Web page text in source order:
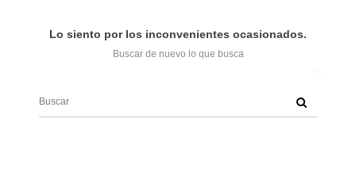
Lo siento por los inconvenientes ocasionados.
Buscar de nuevo lo que busca